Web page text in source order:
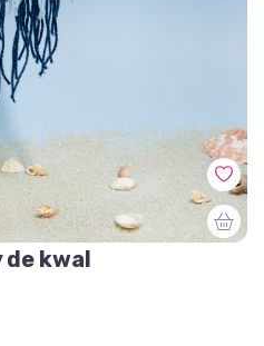
de kwal